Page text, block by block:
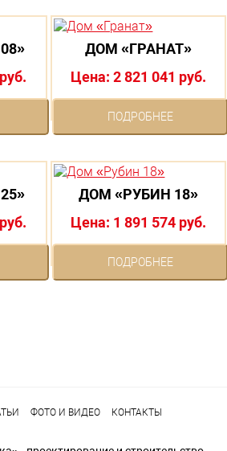
ДОМ «ГРАНАТ»
Цена: 2 821 041 руб.
ПОДРОБНЕЕ
ДОМ «РУБИН 18»
Цена: 1 891 574 руб.
ПОДРОБНЕЕ
ФОТО И ВИДЕО КОНТАКТЫ